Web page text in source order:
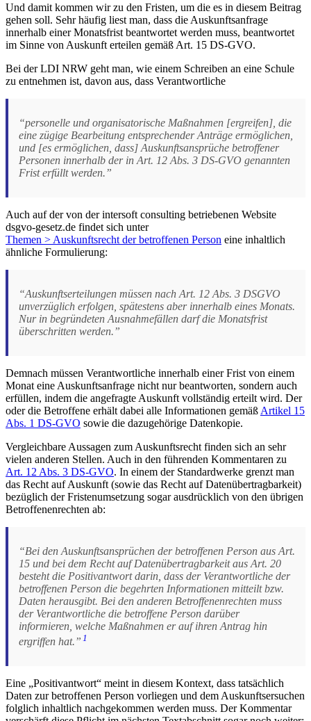
Und damit kommen wir zu den Fristen, um die es in diesem Beitrag
gehen soll. Sehr häufig liest man, dass die Auskunftsanfrage
innerhalb einer Monatsfrist beantwortet werden muss, beantwortet
im Sinne von Auskunft erteilen gemäß Art. 15 DS-GVO.
Bei der LDI NRW geht man, wie einem Schreiben an eine Schule
zu entnehmen ist, davon aus, dass Verantwortliche
“personelle und organisatorische Maßnahmen [ergreifen], die
eine zügige Bearbeitung entsprechender Anträge ermöglichen,
und [es ermöglichen, dass] Auskunftsansprüche betroffener
Personen innerhalb der in Art. 12 Abs. 3 DS-GVO genannten
Frist erfüllt werden.”
Auch auf der von der intersoft consulting betriebenen Website
dsgvo-gesetz.de findet sich unter
Themen > Auskunftsrecht der betroffenen Person eine inhaltlich
ähnliche Formulierung:
“Auskunftserteilungen müssen nach Art. 12 Abs. 3 DSGVO
unverzüglich erfolgen, spätestens aber innerhalb eines Monats.
Nur in begründeten Ausnahmefällen darf die Monatsfrist
überschritten werden.”
Demnach müssen Verantwortliche innerhalb einer Frist von einem
Monat eine Auskunftsanfrage nicht nur beantworten, sondern auch
erfüllen, indem die angefragte Auskunft vollständig erteilt wird. Der
oder die Betroffene erhält dabei alle Informationen gemäß Artikel 15
Abs. 1 DS-GVO sowie die dazugehörige Datenkopie.
Vergleichbare Aussagen zum Auskunftsrecht finden sich an sehr
vielen anderen Stellen. Auch in den führenden Kommentaren zu
Art. 12 Abs. 3 DS-GVO. In einem der Standardwerke grenzt man
das Recht auf Auskunft (sowie das Recht auf Datenübertragbarkeit)
bezüglich der Fristenumsetzung sogar ausdrücklich von den übrigen
Betroffenenrechten ab:
“Bei den Auskunftsansprüchen der betroffenen Person aus Art.
15 und bei dem Recht auf Datenübertragbarkeit aus Art. 20
besteht die Positivantwort darin, dass der Verantwortliche der
betroffenen Person die begehrten Informationen mitteilt bzw.
Daten herausgibt. Bei den anderen Betroffenenrechten muss
der Verantwortliche die betroffene Person darüber
informieren, welche Maßnahmen er auf ihren Antrag hin
ergriffen hat.” 1
Eine „Positivantwort“ meint in diesem Kontext, dass tatsächlich
Daten zur betroffenen Person vorliegen und dem Auskunftsersuchen
folglich inhaltlich nachgekommen werden muss. Der Kommentar